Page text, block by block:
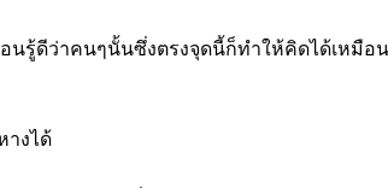
รู้ดีว่าคนๆนั้นซึ่งตรงจุดนี้ก็ทำให้คิดได้เหมื
างได้